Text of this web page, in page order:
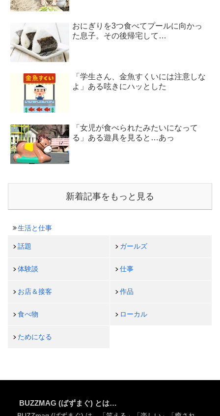
おにぎりを3つ食べてプールに向かっ
た息子。その後帰宅して…
「学生さん、金魚すくいには注意しな
よ」ある呟きにハッとした
「女児が食べられたみたいになって
る」ある遊具を見ると…あっ
新着記事をもっと見る
生活と仕事
話題 ガールズ
体験談 仕事
お店＆接客 作品
食べ物 ローカル
ためになる
BUZZMAG (ばずまぐ) とは…